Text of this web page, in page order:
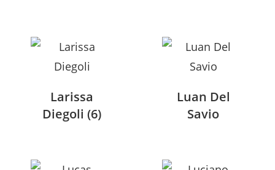
Larissa
Diegoli (6)
Luan Del
Savio